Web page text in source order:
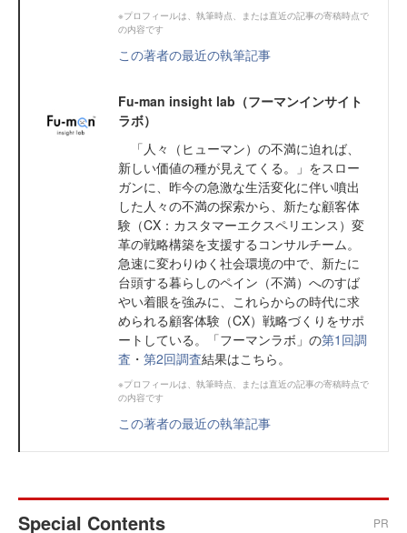
※プロフィールは、執筆時点、または直近の記事の寄稿時点で
の内容です
この著者の最近の執筆記事
Fu-man insight lab（フーマンインサイト
ラボ）
「人々（ヒューマン）の不満に迫れば、
新しい価値の種が見えてくる。」をスロー
ガンに、昨今の急激な生活変化に伴い噴出
した人々の不満の探索から、新たな顧客体
験（CX：カスタマーエクスペリエンス）変
革の戦略構築を支援するコンサルチーム。
急速に変わりゆく社会環境の中で、新たに
台頭する暮らしのペイン（不満）へのすば
やい着眼を強みに、これらからの時代に求
められる顧客体験（CX）戦略づくりをサポ
ートしている。「フーマンラボ」の第1回調
査 ・ 第2回調査結果はこちら。
※プロフィールは、執筆時点、または直近の記事の寄稿時点で
の内容です
この著者の最近の執筆記事
Special Contents PR